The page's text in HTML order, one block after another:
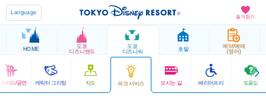
즐겨찾기
Language
HOME
도쿄
디즈니랜드
도쿄
디즈니씨
호텔
예약/예매
(영어)
이드/공연 캐릭터 그리팅 지도 파크 서비스 오시는 길 배리어프리 도움말